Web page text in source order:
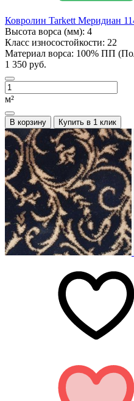
Ковролин Tarkett Меридиан
Высота ворса (мм): 4
Класс износостойкости: 22
Материал ворса: 100% ПП
1 350 руб.
м²
В корзину Купить в 1 клик